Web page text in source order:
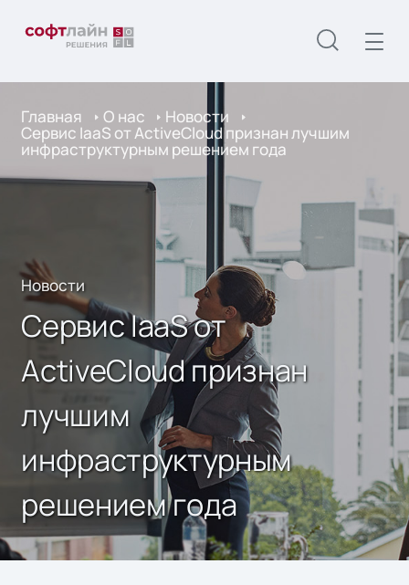
Главная О нас Новости
Сервис IaaS от ActiveCloud признан лучшим
инфраструктурным решением года
Новости
Сервис IaaS от
ActiveCloud признан
лучшим
инфраструктурным
решением года